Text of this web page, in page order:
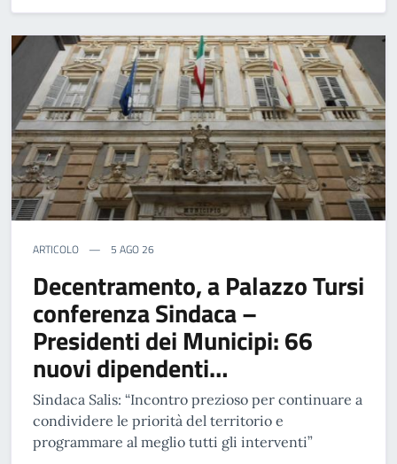
ARTICOLO 5 AGO 26
Decentramento, a Palazzo Tursi
conferenza Sindaca –
Presidenti dei Municipi: 66
nuovi dipendenti…
Sindaca Salis: “Incontro prezioso per continuare a
condividere le priorità del territorio e
programmare al meglio tutti gli interventi”